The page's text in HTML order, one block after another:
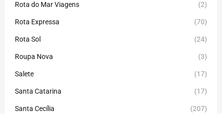
Rota do Mar Viagens (2)
Rota Expressa (70)
Rota Sol (24)
Roupa Nova (3)
Salete (17)
Santa Catarina (17)
Santa Cecília (207)